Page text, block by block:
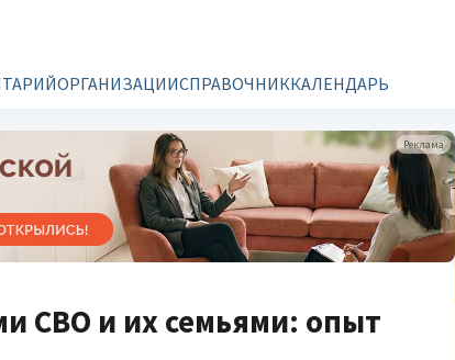
ОРГАНИЗАЦИИСПРАВОЧНИККАЛЕНДАРЬ
Реклама
СВО и их семьями: опыт